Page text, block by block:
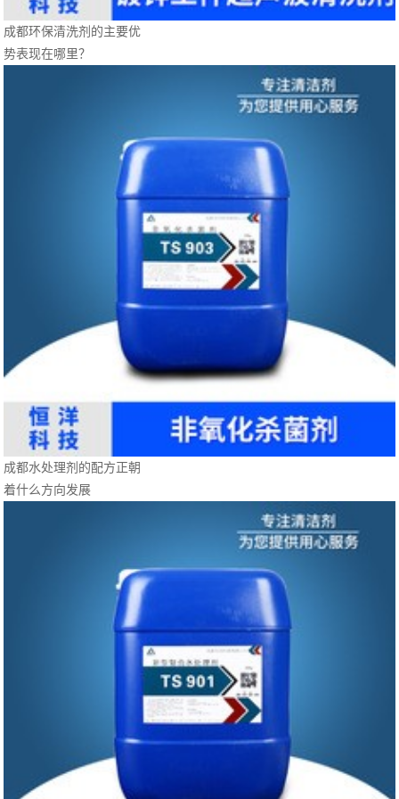
成都环保清洗剂的主要优
势表现在哪里？
成都水处理剂的配方正朝
着什么方向发展